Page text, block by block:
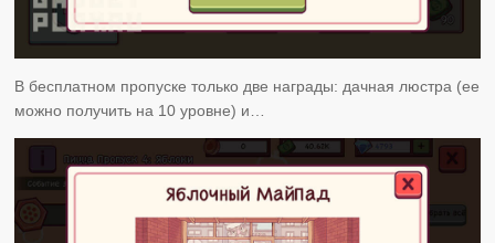
В бесплатном пропуске только две награды: дачная люстра (ее
можно получить на 10 уровне) и…